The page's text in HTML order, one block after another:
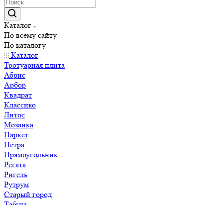
Каталог
По всему сайту
По каталогу
Каталог
Тротуарная плита
Абрис
Арбор
Квадрат
Классико
Литос
Мозаика
Паркет
Петра
Прямоугольник
Регата
Ригель
Рутрум
Старый город